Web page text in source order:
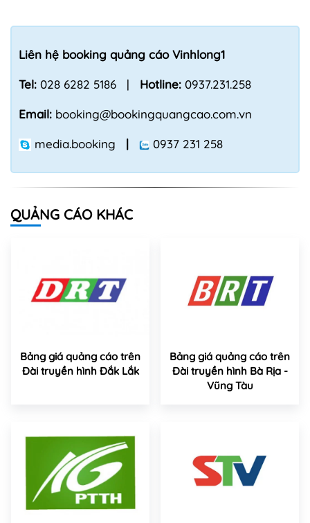
Liên hệ booking quảng cáo Vinhlong1
Tel: 028 6282 5186 | Hotline: 0937.231.258
Email: booking@bookingquangcao.com.vn
media.booking | 0937 231 258
QUẢNG CÁO KHÁC
Bảng giá quảng cáo trên
Đài truyền hình Đắk Lắk
Bảng giá quảng cáo trên
Đài truyền hình Bà Rịa -
Vũng Tàu